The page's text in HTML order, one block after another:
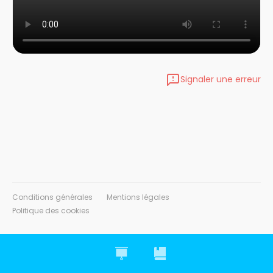
Signaler une erreur
Conditions générales
Mentions légales
Politique des cookies